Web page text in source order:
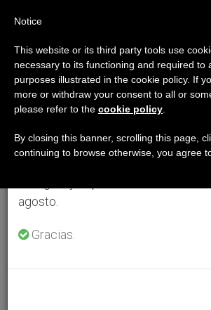
Aviso importante
Del 27 de julio al 7 de agosto
anual, aprovechando que en el
se generan menos informaciones y
agosto.
Gracias.
Notice
This website or its third party tools use
necessary to its functioning and required to
purposes illustrated in the cookie policy. If
more or withdraw your consent to all or
please refer to the cookie policy
By closing this banner, scrolling this page,
continuing to browse otherwise, you agree